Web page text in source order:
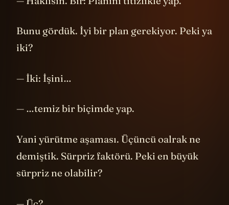
Bunu gördük. İyi bir plan gerekiyor. Peki ya
Yani yürütme aşaması. Üçüncü oalrak ne
demiştik. Sürpriz faktörü. Peki en büyük